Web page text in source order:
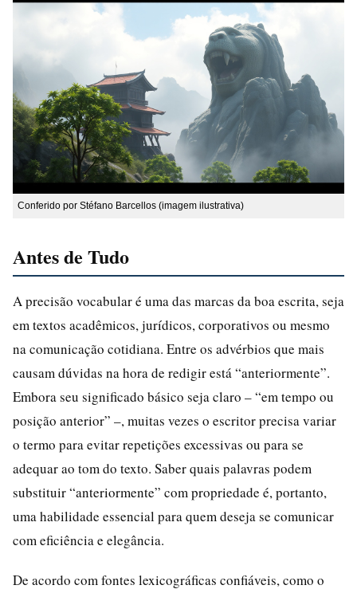
Conferido por Stéfano Barcellos (imagem ilustrativa)
Antes de Tudo
A precisão vocabular é uma das marcas da boa escrita, seja
em textos acadêmicos, jurídicos, corporativos ou mesmo
na comunicação cotidiana. Entre os advérbios que mais
causam dúvidas na hora de redigir está “anteriormente”.
Embora seu significado básico seja claro – “em tempo ou
posição anterior” –, muitas vezes o escritor precisa variar
o termo para evitar repetições excessivas ou para se
adequar ao tom do texto. Saber quais palavras podem
substituir “anteriormente” com propriedade é, portanto,
uma habilidade essencial para quem deseja se comunicar
com eficiência e elegância.
De acordo com fontes lexicográficas confiáveis, como o